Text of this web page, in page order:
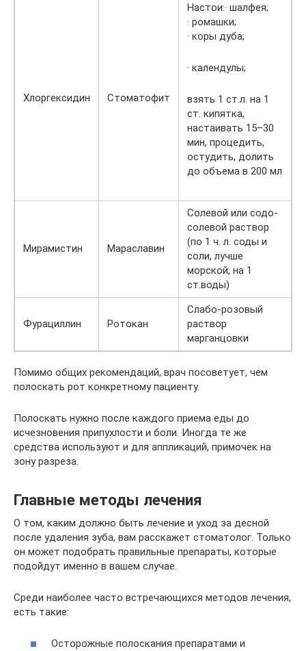
Хлоргексидин Стоматофит
Настои:· шалфея;
· ромашки;
· коры дуба;
· календулы;
взять 1 ст.л. на 1
ст. кипятка,
настаивать 15–30
мин, процедить,
остудить, долить
до объема в 200 мл
Мирамистин Мараславин
Солевой или содо-
солевой раствор
(по 1 ч. л. соды и
соли, лучше
морской, на 1
ст.воды)
Фурациллин Ротокан
Слабо-розовый
раствор
марганцовки
Помимо общих рекомендаций, врач посоветует, чем
полоскать рот конкретному пациенту.
Полоскать нужно после каждого приема еды до
исчезновения припухлости и боли. Иногда те же
средства используют и для аппликаций, примочек на
зону разреза.
Главные методы лечения
О том, каким должно быть лечение и уход за десной
после удаления зуба, вам расскажет стоматолог. Только
он может подобрать правильные препараты, которые
подойдут именно в вашем случае.
Среди наиболее часто встречающихся методов лечения,
есть такие:
Осторожные полоскания препаратами и